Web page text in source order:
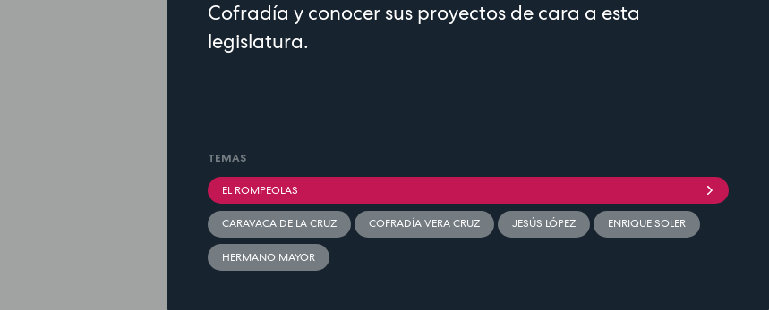
Cofradía y conocer sus proyectos de cara a esta
legislatura.
TEMAS
EL ROMPEOLAS
CARAVACA DE LA CRUZ COFRADÍA VERA CRUZ JESÚS LÓPEZ ENRIQUE SOLER
HERMANO MAYOR